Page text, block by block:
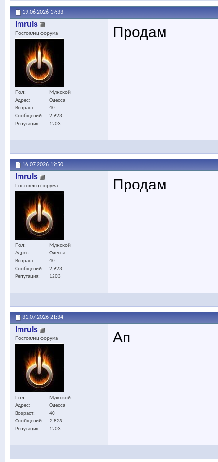
19.06.2026 19:33
Imruls
Постоялец форума
Пол
Мужской
Адрес
Одесса
Возраст
40
Сообщений
2,923
Репутация
1203
Продам
16.07.2026 19:50
Imruls
Постоялец форума
Пол
Мужской
Адрес
Одесса
Возраст
40
Сообщений
2,923
Репутация
1203
Продам
31.07.2026 21:34
Imruls
Постоялец форума
Пол
Мужской
Адрес
Одесса
Возраст
40
Сообщений
2,923
Репутация
1203
Ап